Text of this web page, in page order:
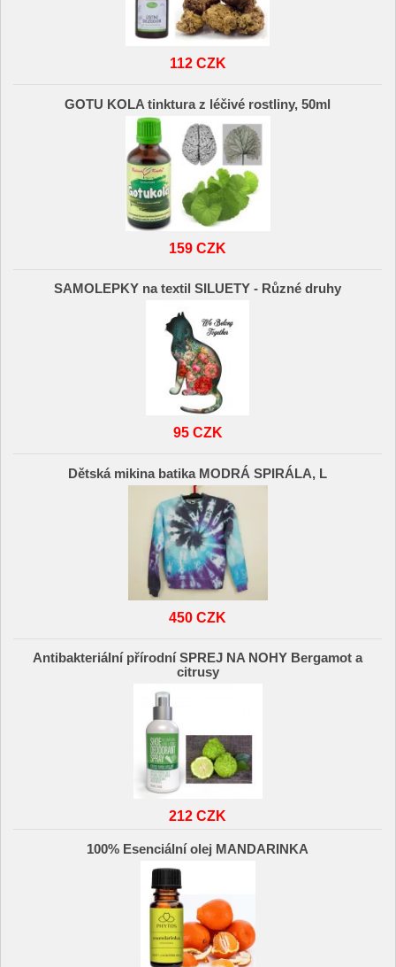
112 CZK
GOTU KOLA tinktura z léčivé rostliny, 50ml
159 CZK
SAMOLEPKY na textil SILUETY - Různé druhy
95 CZK
Dětská mikina batika MODRÁ SPIRÁLA, L
450 CZK
Antibakteriální přírodní SPREJ NA NOHY Bergamot a
citrusy
212 CZK
100% Esenciální olej MANDARINKA